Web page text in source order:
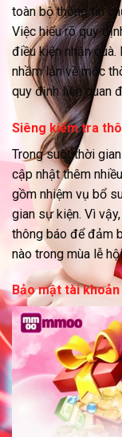
toàn bộ thông tin
Việc hiểu rõ quy
điều kiện nhận quà.
nhầm lẫn về mốc
quy định liên quan
Siêng kiểm tra
Trong suốt thời
cập nhật thêm
gồm nhiệm vụ bổ
gian sự kiện. Vì
thông báo để đảm
nào trong mùa lễ
Bảo mật tài